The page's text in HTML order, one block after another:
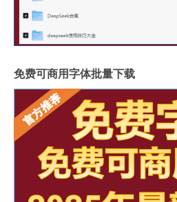
免费可商用字体批量下载